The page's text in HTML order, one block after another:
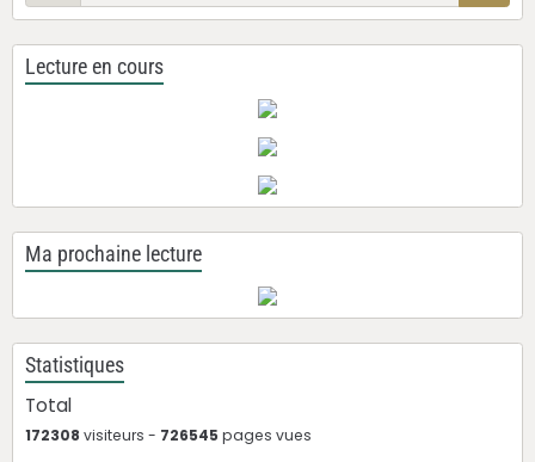
Lecture en cours
Ma prochaine lecture
Statistiques
Total
172308 visiteurs - 726545 pages vues